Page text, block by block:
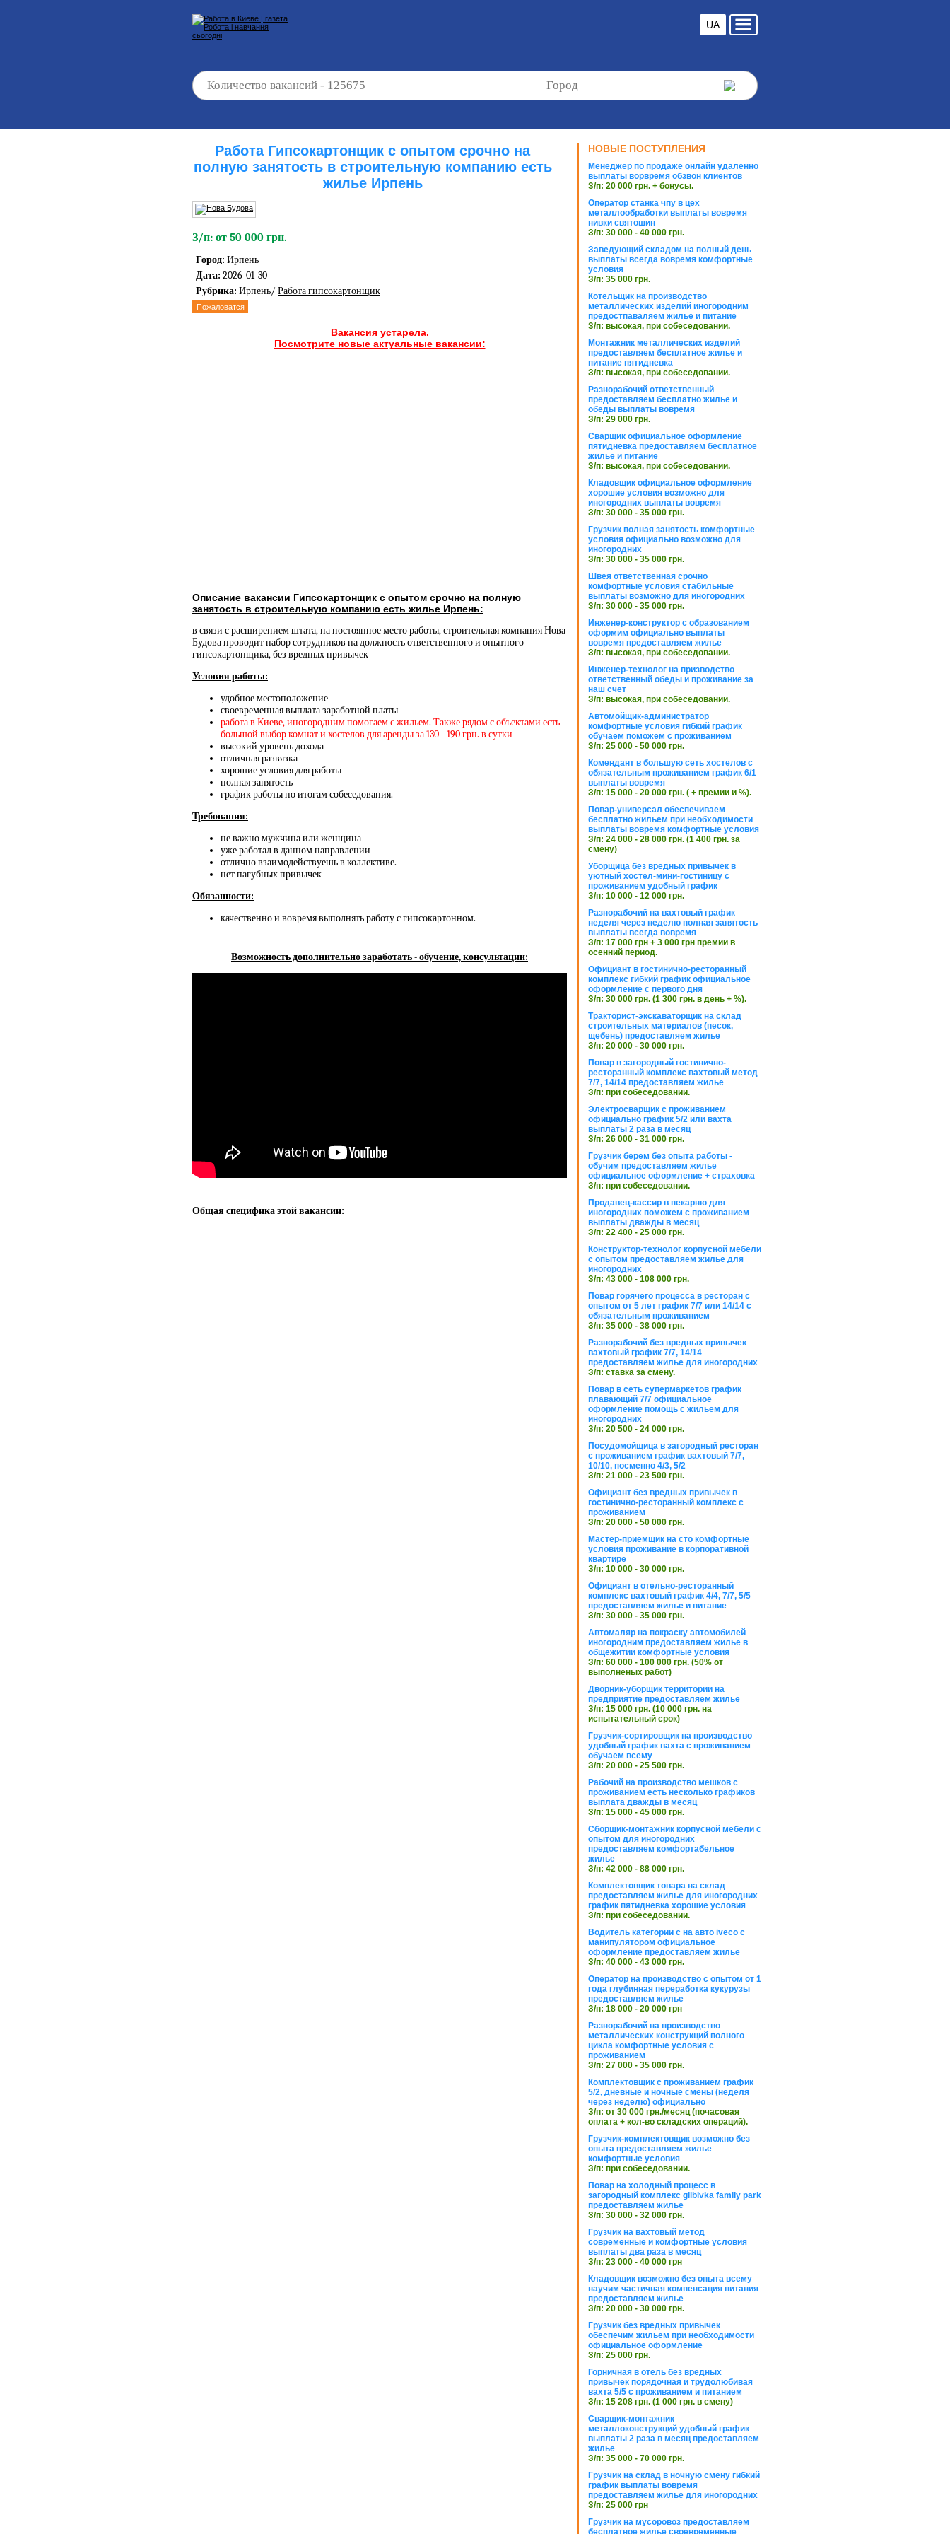
UA
Работа Гипсокартонщик с опытом срочно на
полную занятость в строительную компанию есть
жилье Ирпень
З/п: от 50 000 грн.
Город: Ирпень
Дата: 2026-01-30
Рубрика: Ирпень/ Работа гипсокартонщик
Пожаловатся
Вакансия устарела.
Посмотрите новые актуальные вакансии:
Описание вакансии Гипсокартонщик с опытом срочно на полную
занятость в строительную компанию есть жилье Ирпень:
в связи с расширением штата, на постоянное место работы, строительная компания Нова
Будова проводит набор сотрудников на должность ответственного и опытного
гипсокартонщика, без вредных привычек
Условия работы:
удобное местоположение
своевременная выплата заработной платы
работа в Киеве, иногородним помогаем с жильем. Также рядом с объектами есть
большой выбор комнат и хостелов для аренды за 130 - 190 грн. в сутки
высокий уровень дохода
отличная развязка
хорошие условия для работы
полная занятость
график работы по итогам собеседования.
Требования:
не важно мужчина или женщина
уже работал в данном направлении
отлично взаимодействуешь в коллективе.
нет пагубных привычек
Обязанности:
качественно и вовремя выполнять работу с гипсокартонном.
Возможность дополнительно заработать - обучение, консультации:
Общая специфика этой вакансии:
НОВЫЕ ПОСТУПЛЕНИЯ
Менеджер по продаже онлайн удаленно
выплаты ворвремя обзвон клиентов
З/п: 20 000 грн. + бонусы.
Оператор станка чпу в цех
металлообработки выплаты вовремя
нивки святошин
З/п: 30 000 - 40 000 грн.
Заведующий складом на полный день
выплаты всегда вовремя комфортные
условия
З/п: 35 000 грн.
Котельщик на производство
металлических изделий иногородним
предостпаваляем жилье и питание
З/п: высокая, при собеседовании.
Монтажник металлических изделий
предоставляем бесплатное жилье и
питание пятидневка
З/п: высокая, при собеседовании.
Разнорабочий ответственный
предоставляем бесплатно жилье и
обеды выплаты вовремя
З/п: 29 000 грн.
Сварщик официальное оформление
пятидневка предоставляем бесплатное
жилье и питание
З/п: высокая, при собеседовании.
Кладовщик официальное оформление
хорошие условия возможно для
иногородних выплаты вовремя
З/п: 30 000 - 35 000 грн.
Грузчик полная занятость комфортные
условия официально возможно для
иногородних
З/п: 30 000 - 35 000 грн.
Швея ответственная срочно
комфортные условия стабильные
выплаты возможно для иногородних
З/п: 30 000 - 35 000 грн.
Инженер-конструктор с образованием
оформим официально выплаты
вовремя предоставляем жилье
З/п: высокая, при собеседовании.
Инженер-технолог на призводство
ответственный обеды и проживание за
наш счет
З/п: высокая, при собеседовании.
Автомойщик-администратор
комфортные условия гибкий график
обучаем поможем с проживанием
З/п: 25 000 - 50 000 грн.
Комендант в большую сеть хостелов с
обязательным проживанием график 6/1
выплаты вовремя
З/п: 15 000 - 20 000 грн. ( + премии и %).
Повар-универсал обеспечиваем
бесплатно жильем при необходимости
выплаты вовремя комфортные условия
З/п: 24 000 - 28 000 грн. (1 400 грн. за
смену)
Уборщица без вредных привычек в
уютный хостел-мини-гостиницу с
проживанием удобный график
З/п: 10 000 - 12 000 грн.
Разнорабочий на вахтовый график
неделя через неделю полная занятость
выплаты всегда вовремя
З/п: 17 000 грн + 3 000 грн премии в
осенний период.
Официант в гостинично-ресторанный
комплекс гибкий график официальное
оформление с первого дня
З/п: 30 000 грн. (1 300 грн. в день + %).
Тракторист-экскаваторщик на склад
строительных материалов (песок,
щебень) предоставляем жилье
З/п: 20 000 - 30 000 грн.
Повар в загородный гостинично-
ресторанный комплекс вахтовый метод
7/7, 14/14 предоставляем жилье
З/п: при собеседовании.
Электросварщик с проживанием
официально график 5/2 или вахта
выплаты 2 раза в месяц
З/п: 26 000 - 31 000 грн.
Грузчик берем без опыта работы -
обучим предоставляем жилье
официальное оформление + страховка
З/п: при собеседовании.
Продавец-кассир в пекарню для
иногородних поможем с проживанием
выплаты дважды в месяц
З/п: 22 400 - 25 000 грн.
Конструктор-технолог корпусной мебели
с опытом предоставляем жилье для
иногородних
З/п: 43 000 - 108 000 грн.
Повар горячего процесса в ресторан с
опытом от 5 лет график 7/7 или 14/14 с
обязательным проживанием
З/п: 35 000 - 38 000 грн.
Разнорабочий без вредных привычек
вахтовый график 7/7, 14/14
предоставляем жилье для иногородних
З/п: ставка за смену.
Повар в сеть супермаркетов график
плавающий 7/7 официальное
оформление помощь с жильем для
иногородних
З/п: 20 500 - 24 000 грн.
Посудомойщица в загородный ресторан
с проживанием график вахтовый 7/7,
10/10, посменно 4/3, 5/2
З/п: 21 000 - 23 500 грн.
Официант без вредных привычек в
гостинично-ресторанный комплекс с
проживанием
З/п: 20 000 - 50 000 грн.
Мастер-приемщик на сто комфортные
условия проживание в корпоративной
квартире
З/п: 10 000 - 30 000 грн.
Официант в отельно-ресторанный
комплекс вахтовый график 4/4, 7/7, 5/5
предоставляем жилье и питание
З/п: 30 000 - 35 000 грн.
Автомаляр на покраску автомобилей
иногородним предоставляем жилье в
общежитии комфортные условия
З/п: 60 000 - 100 000 грн. (50% от
выполненых работ)
Дворник-уборщик территории на
предприятие предоставляем жилье
З/п: 15 000 грн. (10 000 грн. на
испытательный срок)
Грузчик-сортировщик на производство
удобный график вахта с проживанием
обучаем всему
З/п: 20 000 - 25 500 грн.
Рабочий на производство мешков с
проживанием есть несколько графиков
выплата дважды в месяц
З/п: 15 000 - 45 000 грн.
Сборщик-монтажник корпусной мебели с
опытом для иногородних
предоставляем комфортабельное
жилье
З/п: 42 000 - 88 000 грн.
Комплектовщик товара на склад
предоставляем жилье для иногородних
график пятидневка хорошие условия
З/п: при собеседовании.
Водитель категории с на авто iveco с
манипулятором официальное
оформление предоставляем жилье
З/п: 40 000 - 43 000 грн.
Оператор на производство с опытом от 1
года глубинная переработка кукурузы
предоставляем жилье
З/п: 18 000 - 20 000 грн
Разнорабочий на производство
металлических конструкций полного
цикла комфортные условия с
проживанием
З/п: 27 000 - 35 000 грн.
Комплектовщик с проживанием график
5/2, дневные и ночные смены (неделя
через неделю) официально
З/п: от 30 000 грн./месяц (почасовая
оплата + кол-во складских операций).
Грузчик-комплектовщик возможно без
опыта предоставляем жилье
комфортные условия
З/п: при собеседовании.
Повар на холодный процесс в
загородный комплекс glibivka family park
предоставляем жилье
З/п: 30 000 - 32 000 грн.
Грузчик на вахтовый метод
современные и комфортные условия
выплаты два раза в месяц
З/п: 23 000 - 40 000 грн
Кладовщик возможно без опыта всему
научим частичная компенсация питания
предоставляем жилье
З/п: 20 000 - 30 000 грн.
Грузчик без вредных привычек
обеспечим жильем при необходимости
официальное оформление
З/п: 25 000 грн.
Горничная в отель без вредных
привычек порядочная и трудолюбивая
вахта 5/5 с проживанием и питанием
З/п: 15 208 грн. (1 000 грн. в смену)
Сварщик-монтажник
металлоконструкций удобный график
выплаты 2 раза в месяц предоставляем
жилье
З/п: 35 000 - 70 000 грн.
Грузчик на склад в ночную смену гибкий
график выплаты вовремя
предоставляем жилье для иногородних
З/п: 25 000 грн
Грузчик на мусоровоз предоставляем
бесплатное жилье своевременные